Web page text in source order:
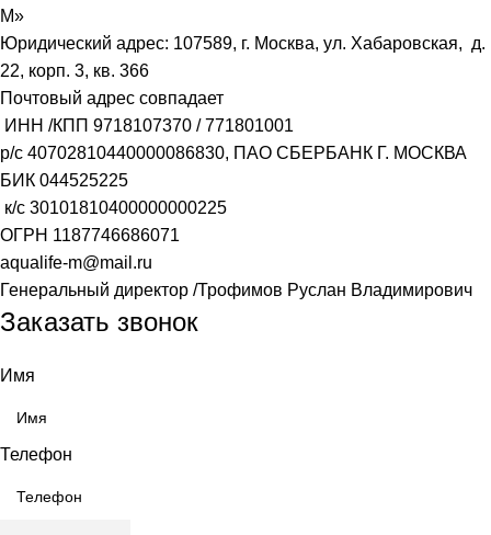
М»
Юридический адрес: 107589, г. Москва, ул. Хабаровская, д.
22, корп. 3, кв. 366
Почтовый адрес совпадает
ИНН /КПП 9718107370 /771801001
р/с 40702810440000086830, ПАО СБЕРБАНК Г. МОСКВА
БИК 044525225
к/с 30101810400000000225
ОГРН 1187746686071
aqualife-m@mail.ru
Генеральный директор /Трофимов Руслан Владимирович
Заказать звонок
Имя
Телефон